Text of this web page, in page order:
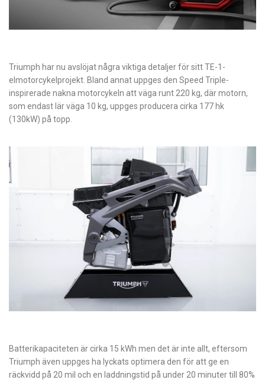
Triumph har nu avslöjat några viktiga detaljer för sitt TE-1-
elmotorcykelprojekt. Bland annat uppges den Speed Triple-
inspirerade nakna motorcykeln att väga runt 220 kg, där motorn,
som endast lär väga 10 kg, uppges producera cirka 177 hk
(130kW) på topp.
Batterikapaciteten är cirka 15 kWh men det är inte allt, eftersom
Triumph även uppges ha lyckats optimera den för att ge en
räckvidd på 20 mil och en laddningstid på under 20 minuter till 80%